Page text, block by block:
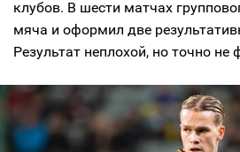
клубов. В шести матчах
мяча и оформил две
Результат неплохой, но точно